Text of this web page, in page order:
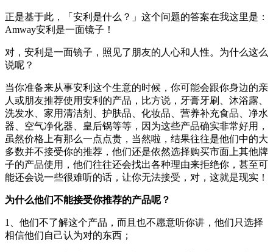
正是基于此，「安利是什么？」这个问题的答案在我这里是：
Amway安利是一面镜子！
对，安利是一面镜子，照见了朋友的人心和人性。为什么这么
说呢？
当你准备来从事安利这个生意的时候，你可能会跟你身边的亲
人或朋友推荐使用安利的产品，比方说，牙膏牙刷、沐浴露、
洗发水、家用清洁剂、护肤品、化妆品、营养补充食品、净水
器、空气净化器、皇后锅等等，因为这些产品确实非常好用，
虽然价格上有那么一点点贵，当然啦，结果往往是他们中的大
多数并不接受你的推荐，他们还是依然选择购买市面上其他牌
子的产品使用，他们往往还会找出各种理由来拒绝你，甚至可
能还会说一些很难听的话，让你无法接受，对，这就是现实！
为什么他们不能接受你推荐的产品呢？
1、他们不了解这个产品，而且也不愿意听你讲，他们只选择
相信他们自己认为对的东西；